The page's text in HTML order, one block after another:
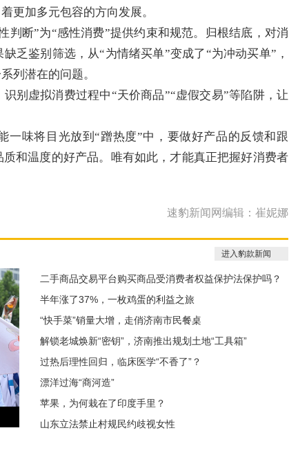
更加多元包容的方向发展。
判断”为“感性消费”提供约束和规范。归根结底，对消
乏鉴别筛选，从“为情绪买单”变成了“为冲动买单”，
列潜在的问题。
别虚拟消费过程中“天价商品”“虚假交易”等陷阱，让
一味将目光放到“蹭热度”中，要做好产品的反馈和跟
和温度的好产品。唯有如此，才能真正把握好消费者
速豹新闻网编辑：崔妮娜
进入豹款新闻
二手商品交易平台购买商品受消费者权益保护法保护吗？
半年涨了37%，一枚鸡蛋的利益之旅
“快手菜”销量大增，走俏济南市民餐桌
解锁老城焕新“密钥”，济南推出规划土地“工具箱”
过热后理性回归，临床医学“不香了”？
漂洋过海“商河造”
苹果，为何栽在了印度手里？
山东立法禁止村规民约歧视女性